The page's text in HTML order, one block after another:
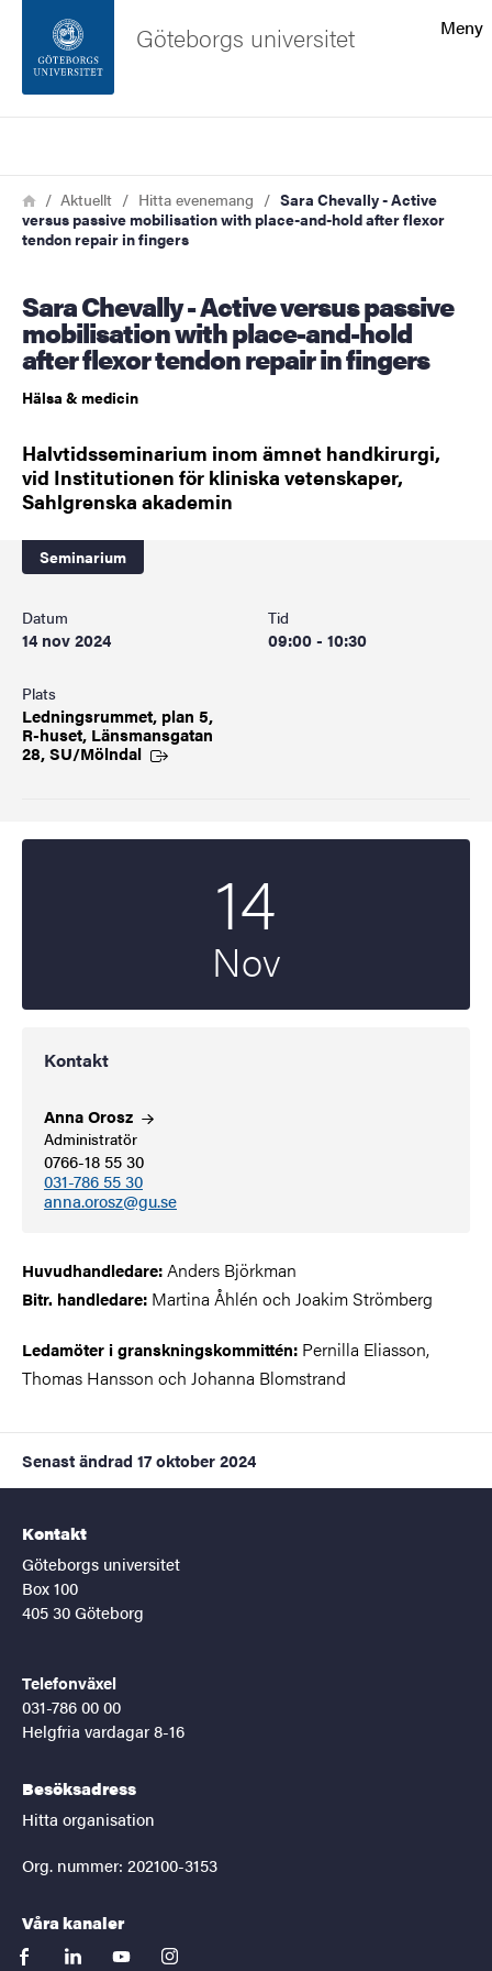
Sidfoten
Om webbplatsen
Meny
Göteborgs universitet
Länkstig
HemAktuellt Hitta evenemang
Sara Chevally - Active
versus passive mobilisation with place-and-hold after flexor
tendon repair in fingers
Sara Chevally - Active versus passive
mobilisation with place-and-hold
after flexor tendon repair in fingers
Hälsa & medicin
Halvtidsseminarium inom ämnet handkirurgi,
vid Institutionen för kliniska vetenskaper,
Sahlgrenska akademin
Seminarium
Datum
14 nov 2024
Tid
09:00 - 10:30
Plats
Ledningsrummet, plan 5,
R-huset, Länsmansgatan
28,SU/Mölndal
14
Nov
Kontakt
AnnaOrosz
Administratör
0766-18 55 30
031-786 55 30
anna.orosz@gu.se
Huvudhandledare:Anders Björkman
Bitr. handledare: Martina Åhlén och Joakim Strömberg
Ledamöter i granskningskommittén: Pernilla Eliasson,
Thomas Hansson och Johanna Blomstrand
Senast ändrad 17 oktober 2024
Kontakt
Göteborgs universitet
Box 100
405 30 Göteborg
Telefonväxel
031-786 00 00
Helgfria vardagar 8-16
Besöksadress
Hitta organisation
Org. nummer: 202100-3153
Våra kanaler
facebooklinkedinyoutubeinstagram